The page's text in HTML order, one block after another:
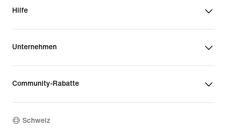
Hilfe
Unternehmen
Community-Rabatte
Schweiz